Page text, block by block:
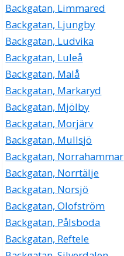
Backgatan, Limmared
Backgatan, Ljungby
Backgatan, Ludvika
Backgatan, Luleå
Backgatan, Malå
Backgatan, Markaryd
Backgatan, Mjölby
Backgatan, Morjärv
Backgatan, Mullsjö
Backgatan, Norrahammar
Backgatan, Norrtälje
Backgatan, Norsjö
Backgatan, Olofström
Backgatan, Pålsboda
Backgatan, Reftele